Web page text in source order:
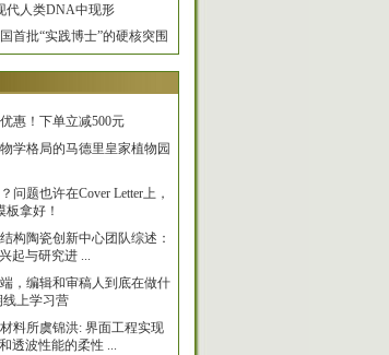
代人类DNA中现形
首批“实践博士”的硬核突围
惠！下单立减500元
学格局的马德里皇家植物园
问题也许在Cover Letter上，
拿好！
构陶瓷创新中心团队综述：
起与研究进 ...
，编辑和审稿人到底在做什
线上学习营
料所虞锦洪: 界面工程实现
透波性能的柔性 ...